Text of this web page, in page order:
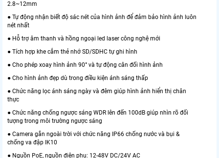
2.8~12mm
● Tự động nhận biết độ sác nét của hình ảnh để đảm bảo hình ảnh luôn
nét nhất
● Hỗ trợ âm thanh và hồng ngoại led laser công nghệ mới
● Tích hợp khe cắm thẻ nhớ SD/SDHC tự ghi hình
● Cho phép xoay hình ảnh 90° và tự động cân đối hình ảnh
● Cho hình ảnh đẹp dù trong điều kiện ánh sáng thấp
● Chức năng lọc ánh sáng ngày và đêm giúp hình ảnh hiển thị chân
thực
● Chức năng chống ngược sáng WDR lên đến 100dB giúp nhìn rõ đối
tượng trong môi trường ngược sáng
● Camera gắn ngoài trời với chức năng IP66 chống nước và bụi &
chống va đập IK10
● Nguồn PoE, nguồn điện phụ: 12-48V DC/24V AC